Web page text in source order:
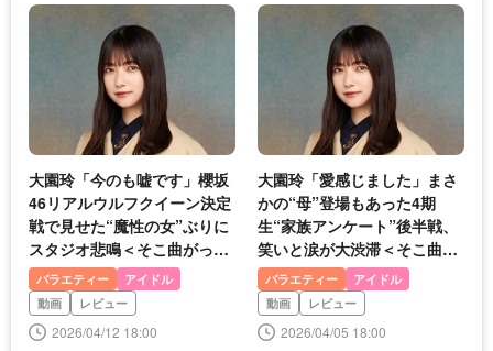
大園玲「今のも嘘です」櫻坂
46リアルウルフクイーン決定
戦で見せた“魔性の女”ぶりに
スタジオ悲鳴＜そこ曲がった
ら、櫻坂？＞
バラエティー
アイドル
動画
レビュー
2026/04/12 18:00
大園玲「愛感じました」まさ
かの“母”登場もあった4期
生“家族アンケート”後半戦、
笑いと涙が大渋滞＜そこ曲が
ったら、櫻坂？＞
バラエティー
アイドル
動画
レビュー
2026/04/05 18:00